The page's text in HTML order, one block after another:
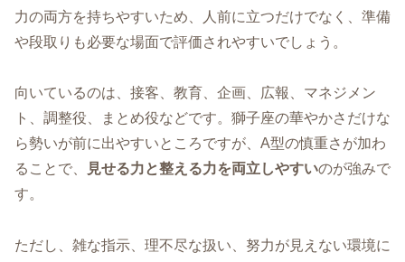
力の両方を持ちやすいため、人前に立つだけでなく、準備
や段取りも必要な場面で評価されやすいでしょう。
向いているのは、接客、教育、企画、広報、マネジメン
ト、調整役、まとめ役などです。獅子座の華やかさだけな
ら勢いが前に出やすいところですが、A型の慎重さが加わ
ることで、
見せる力と整える力を両立しやすいのが強みで
す。
ただし、雑な指示、理不尽な扱い、努力が見えない環境に